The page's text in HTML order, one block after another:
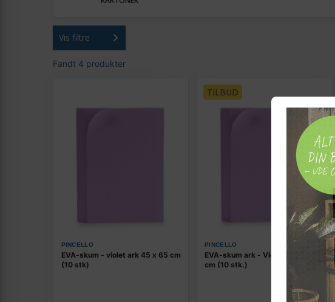
Vis filtre
Fandt 4 produkter
PINCELLO
EVA-skum - violet ark 45 x 65 cm
(10 stk)
TILBUD
PINCELLO
EVA-skum ark - Violet 20 × 30
cm (10 stk.)